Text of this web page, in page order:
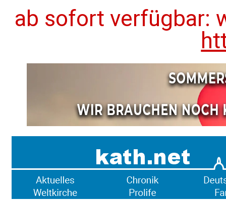
ab sofort verfügbar: